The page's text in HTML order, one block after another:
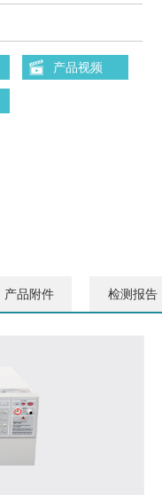
产品视频
产品附件 检测报告